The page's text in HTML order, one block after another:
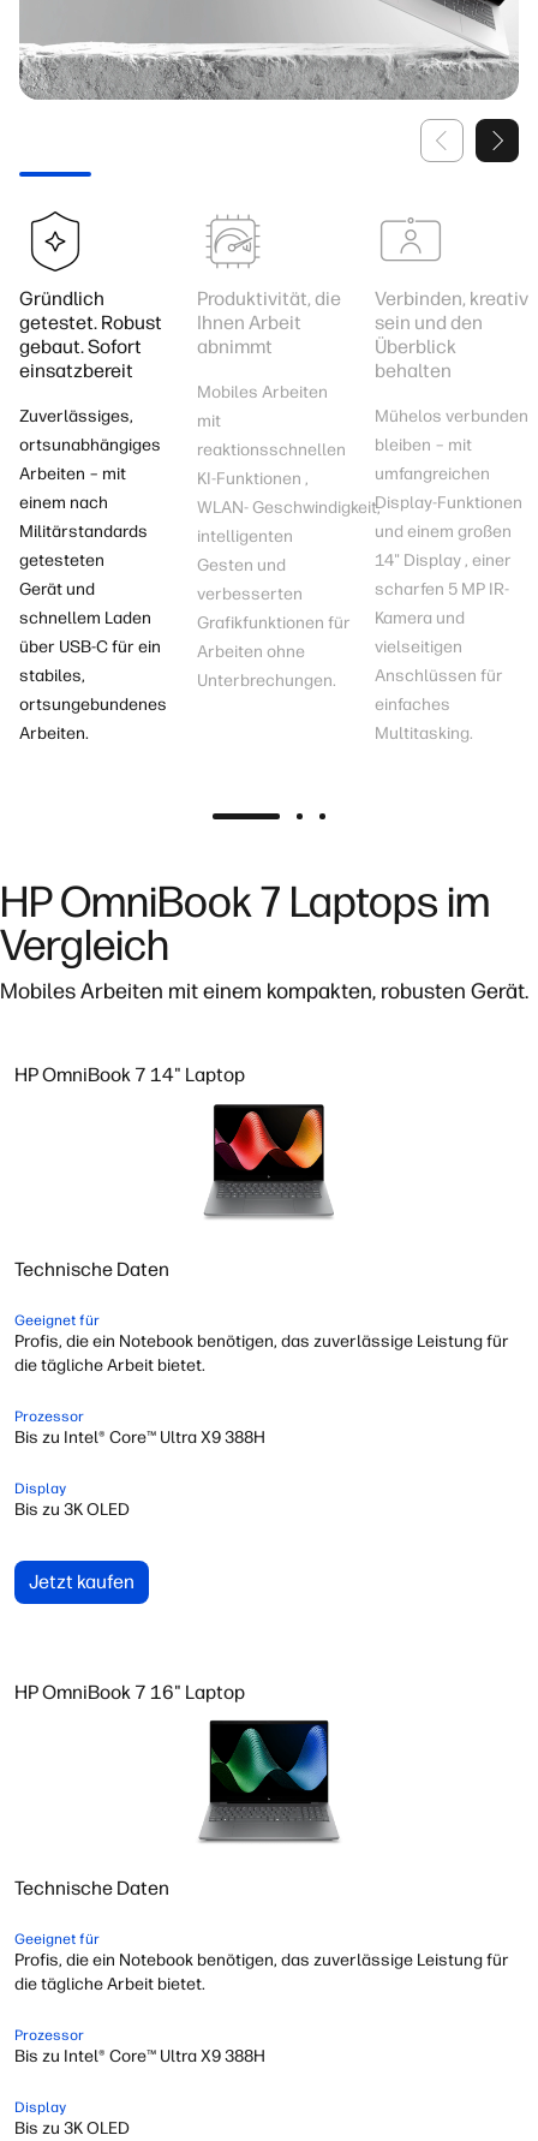
Gründlich
getestet. Robust
gebaut. Sofort
einsatzbereit
Zuverlässiges,
ortsunabhängiges
Arbeiten – mit
einem nach
Militärstandards
getesteten
Gerätund
schnellem Laden
über USB-Cfür ein
stabiles,
ortsungebundenes
Arbeiten.
Produktivität, die
Ihnen Arbeit
abnimmt
Mobiles Arbeiten
mit
reaktionsschnellen
KI-Funktionen ,
WLAN-Geschwindigkeit,
intelligenten
Gesten und
verbesserten
Grafikfunktionen für
Arbeiten ohne
Unterbrechungen.
Verbinden, kreativ
sein und den
Überblick
behalten
Mühelos verbunden
bleiben – mit
umfangreichen
Display-Funktionen
und einem großen
14" Display, einer
scharfen 5 MP IR-
Kamera und
vielseitigen
Anschlüssen für
einfaches
Multitasking.
HP OmniBook 7 Laptops im
Vergleich
Mobiles Arbeiten mit einem kompakten, robusten Gerät.
HP OmniBook 7 14" Laptop
Technische Daten
Geeignet für
Profis, die ein Notebook benötigen, das zuverlässige Leistung für
die tägliche Arbeit bietet.
Prozessor
Bis zu Intel® Core™ Ultra X9 388H
Display
Bis zu 3K OLED
Jetzt kaufen
HP OmniBook 7 16" Laptop
Technische Daten
Geeignet für
Profis, die ein Notebook benötigen, das zuverlässige Leistung für
die tägliche Arbeit bietet.
Prozessor
Bis zu Intel® Core™ Ultra X9 388H
Display
Bis zu 3K OLED